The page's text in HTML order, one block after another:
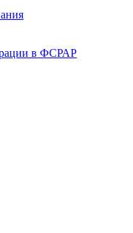
в ФСРАР